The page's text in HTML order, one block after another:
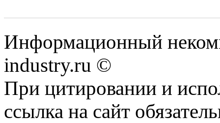
Информационный
industry.ru ©
При цитировании и
ссылка на сайт